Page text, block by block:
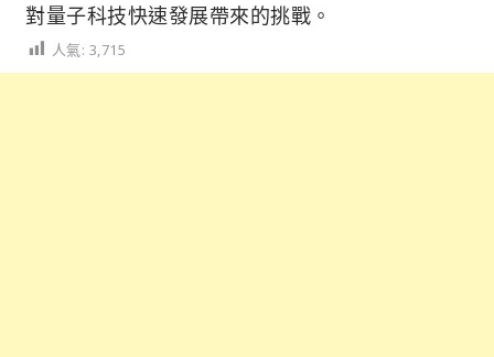
對量子科技快速發展帶來的挑戰。
人氣: 3,715